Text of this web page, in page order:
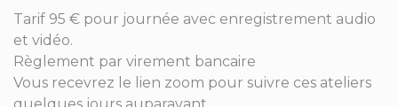
Tarif 95 € pour journée avec enregistrement audio
et vidéo.
Règlement par virement bancaire
Vous recevrez le lien zoom pour suivre ces ateliers
quelques jours auparavant